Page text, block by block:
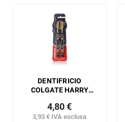
DENTIFRICIO
COLGATE HARRY
3,93 € IVA esclusa
4,80 €